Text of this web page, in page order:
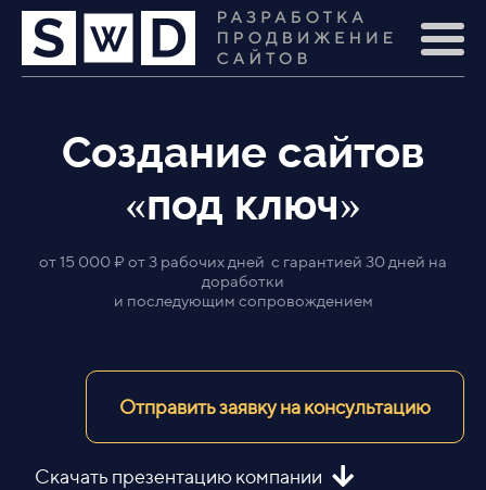
Создание сайтов
«под ключ»
от 15 000 ₽ от 3 рабочих дней с гарантией 30 дней на
доработки
и последующим сопровождением
Отправить заявку на консультацию
Скачать презентацию компании